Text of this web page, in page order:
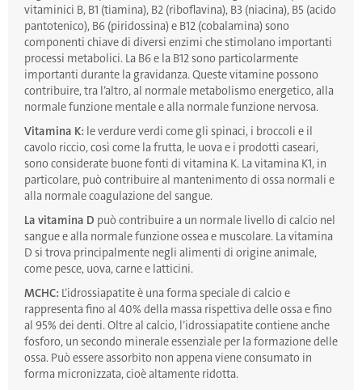
vitaminici B, B1 (tiamina), B2 (riboflavina), B3 (niacina), B5 (acido
pantotenico), B6 (piridossina) e B12 (cobalamina) sono
componenti chiave di diversi enzimi che stimolano importanti
processi metabolici. La B6 e la B12 sono particolarmente
importanti durante la gravidanza. Queste vitamine possono
contribuire, tra l’altro, al normale metabolismo energetico, alla
normale funzione mentale e alla normale funzione nervosa.
Vitamina K: le verdure verdi come gli spinaci, i broccoli e il
cavolo riccio, così come la frutta, le uova e i prodotti caseari,
sono considerate buone fonti di vitamina K. La vitamina K1, in
particolare, può contribuire al mantenimento di ossa normali e
alla normale coagulazione del sangue.
La vitamina D può contribuire a un normale livello di calcio nel
sangue e alla normale funzione ossea e muscolare. La vitamina
D si trova principalmente negli alimenti di origine animale,
come pesce, uova, carne e latticini.
MCHC: L’idrossiapatite è una forma speciale di calcio e
rappresenta fino al 40% della massa rispettiva delle ossa e fino
al 95% dei denti. Oltre al calcio, l’idrossiapatite contiene anche
fosforo, un secondo minerale essenziale per la formazione delle
ossa. Può essere assorbito non appena viene consumato in
forma micronizzata, cioè altamente ridotta.